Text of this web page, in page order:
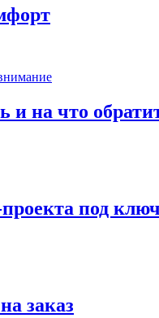
и на что
под ключ
заказ